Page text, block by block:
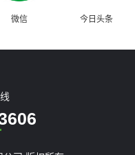
微信 今日头条